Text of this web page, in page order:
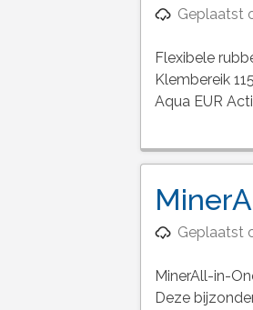
Geplaatst
Flexibele
Klembereik
Aqua EUR
Geplaatst
MinerAll-in-
Deze